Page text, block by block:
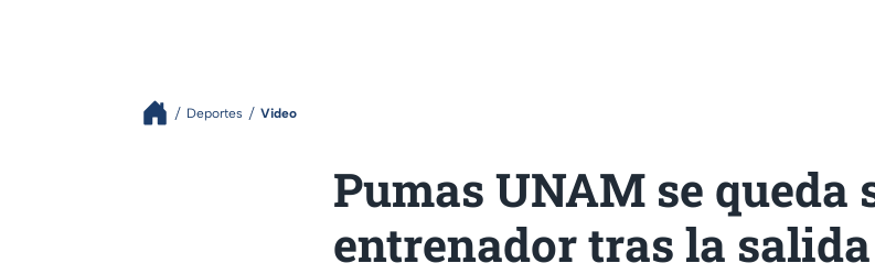
Deportes Video
Pumas UNAM se queda
entrenador tras la